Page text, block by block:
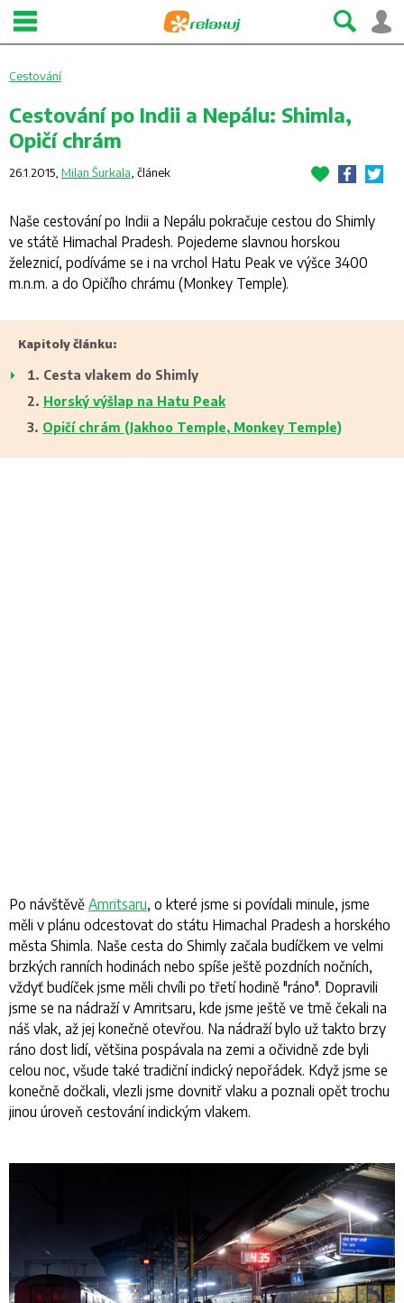
Cestování
Cestování po Indii a Nepálu: Shimla,
Opičí chrám
26.1.2015, Milan Šurkala článek
Naše cestování po Indii a Nepálu pokračuje cestou do Shimly
ve státě Himachal Pradesh. Pojedeme slavnou horskou
železnicí, podíváme se i na vrchol Hatu Peak ve výšce 3400
m.n.m. a do Opičího chrámu (Monkey Temple).
Kapitoly článku:
Cesta vlakem do Shimly
Horský výšlap na Hatu Peak
Opičí chrám (Jakhoo Temple, Monkey Temple)
Po návštěvě Amritsaru, o které jsme si povídali minule, jsme
měli v plánu odcestovat do státu Himachal Pradesh a horského
města Shimla. Naše cesta do Shimly začala budíčkem ve velmi
brzkých ranních hodinách nebo spíše ještě pozdních nočních,
vždyť budíček jsme měli chvíli po třetí hodině "ráno". Dopravili
jsme se na nádraží v Amritsaru, kde jsme ještě ve tmě čekali na
náš vlak, až jej konečně otevřou. Na nádraží bylo už takto brzy
ráno dost lidí, většina pospávala na zemi a očividně zde byli
celou noc, všude také tradiční indický nepořádek. Když jsme se
konečně dočkali, vlezli jsme dovnitř vlaku a poznali opět trochu
jinou úroveň cestování indickým vlakem.